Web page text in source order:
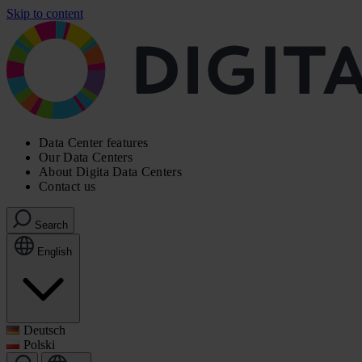
Skip to content
Data Center features
Our Data Centers
About Digita Data Centers
Contact us
Search
English
Deutsch
Polski